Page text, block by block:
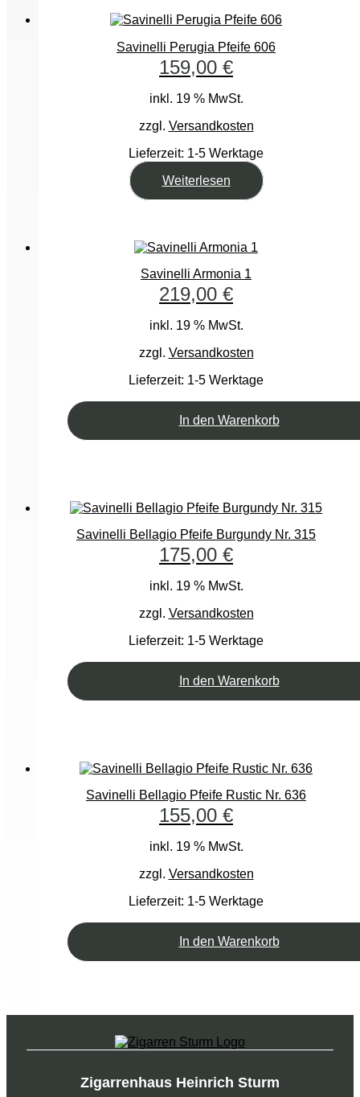
Savinelli Perugia Pfeife 606
159,00 €
inkl. 19 % MwSt.
zzgl. Versandkosten
Lieferzeit: 1-5 Werktage
Weiterlesen
Savinelli Armonia 1
219,00 €
inkl. 19 % MwSt.
zzgl. Versandkosten
Lieferzeit: 1-5 Werktage
In den Warenkorb
Savinelli Bellagio Pfeife Burgundy Nr. 315
175,00 €
inkl. 19 % MwSt.
zzgl. Versandkosten
Lieferzeit: 1-5 Werktage
In den Warenkorb
Savinelli Bellagio Pfeife Rustic Nr. 636
155,00 €
inkl. 19 % MwSt.
zzgl. Versandkosten
Lieferzeit: 1-5 Werktage
In den Warenkorb
Zigarrenhaus Heinrich Sturm